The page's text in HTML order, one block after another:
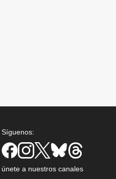
Síguenos:
únete a nuestros canales